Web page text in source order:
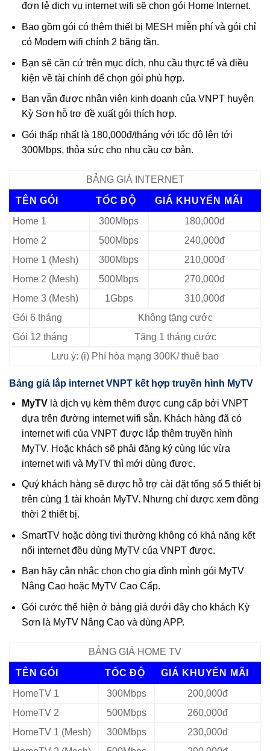
đơn lẻ dịch vụ internet wifi sẽ chọn gói Home Internet.
Bao gồm gói có thêm thiết bị MESH miễn phí và gói chỉ
có Modem wifi chính 2 băng tần.
Bạn sẽ căn cứ trên mục đích, nhu cầu thực tế và điều
kiện về tài chính để chọn gói phù hợp.
Bạn vẫn được nhân viên kinh doanh của VNPT huyện
Kỳ Sơn hỗ trợ đề xuất gói thích hợp.
Gói thấp nhất là 180,000đ/tháng với tốc độ lên tới
300Mbps, thỏa sức cho nhu cầu cơ bản.
BẢNG GIÁ INTERNET
TÊN GÓI TỐC ĐỘ
GIÁ KHUYẾN MÃI
Home 1
300Mbps
180,000đ
Home 2
500Mbps
240,000đ
Home 1 (Mesh)
300Mbps
210,000đ
Home 2 (Mesh)
500Mbps
270,000đ
Home 3 (Mesh)
1Gbps
310,000đ
Gói 6 tháng
Không tặng cước
Gói 12 tháng
Tặng 1 tháng cước
Lưu ý: (i) Phí hòa mạng 300K/ thuê bao
Bảng giá lắp internet VNPT kết hợp truyền hình MyTV
MyTVlà dịch vụ kèm thêm được cung cấp bởi VNPT
dựa trên đường internet wifi sẵn. Khách hàng đã có
internet wifi của VNPT được lắp thêm truyền hình
MyTV. Hoặc khách sẽ phải đăng ký cùng lúc vừa
internet wifi và MyTV thì mới dùng được.
Quý khách hàng sẽ được hỗ trợ cài đặt tổng số 5 thiết bị
trên cùng 1 tài khoản MyTV. Nhưng chỉ được xem đồng
thời 2 thiết bị.
SmartTV hoặc dòng tivi thường không có khả năng kết
nối internet đều dùng MyTV của VNPT được.
Bạn hãy cân nhắc chọn cho gia đình mình gói MyTV
Nâng Cao hoặc MyTV Cao Cấp.
Gói cước thể hiện ở bảng giá dưới đây cho khách Kỳ
Sơn là MyTV Nâng Cao và dùng APP.
BẢNG GIÁ HOME TV
TÊN GÓI TỐC ĐỘ
GIÁ KHUYẾN MÃI
HomeTV 1
300Mbps
200,000đ
HomeTV 2
500Mbps
260,000đ
HomeTV 1 (Mesh)
300Mbps
230,000đ